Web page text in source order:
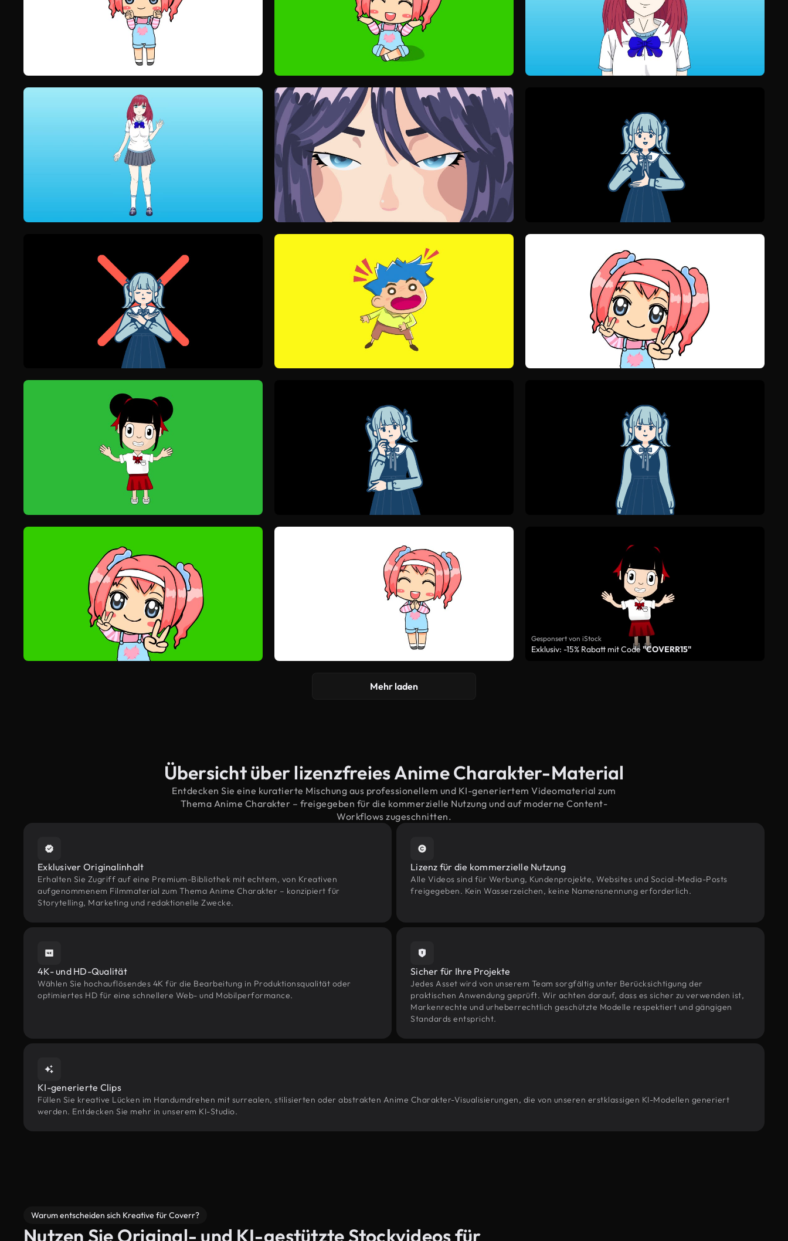
Gesponsert von iStock
Exklusiv: -15% Rabatt mit Code "COVERR15"
Mehr laden
Übersicht über lizenzfreies Anime Charakter-Material
Entdecken Sie eine kuratierte Mischung aus professionellem und KI-generiertem Videomaterial zum
Thema Anime Charakter – freigegeben für die kommerzielle Nutzung und auf moderne Content-
Workflows zugeschnitten.
Exklusiver Originalinhalt
Erhalten Sie Zugriff auf eine Premium-Bibliothek mit echtem, von Kreativen
aufgenommenem Filmmaterial zum Thema Anime Charakter – konzipiert für
Storytelling, Marketing und redaktionelle Zwecke.
Lizenz für die kommerzielle Nutzung
Alle Videos sind für Werbung, Kundenprojekte, Websites und Social-Media-Posts
freigegeben. Kein Wasserzeichen, keine Namensnennung erforderlich.
4K- und HD-Qualität
Wählen Sie hochauflösendes 4K für die Bearbeitung in Produktionsqualität oder
optimiertes HD für eine schnellere Web- und Mobilperformance.
Sicher für Ihre Projekte
Jedes Asset wird von unserem Team sorgfältig unter Berücksichtigung der
praktischen Anwendung geprüft. Wir achten darauf, dass es sicher zu verwenden ist,
Markenrechte und urheberrechtlich geschützte Modelle respektiert und gängigen
Standards entspricht.
KI-generierte Clips
Füllen Sie kreative Lücken im Handumdrehen mit surrealen, stilisierten oder abstrakten Anime Charakter-Visualisierungen, die von unseren erstklassigen KI-Modellen generiert
werden. Entdecken Sie mehr in unserem KI-Studio.
Warum entscheiden sich Kreative für Coverr?
Nutzen Sie Original- und KI-gestützte Stockvideos für